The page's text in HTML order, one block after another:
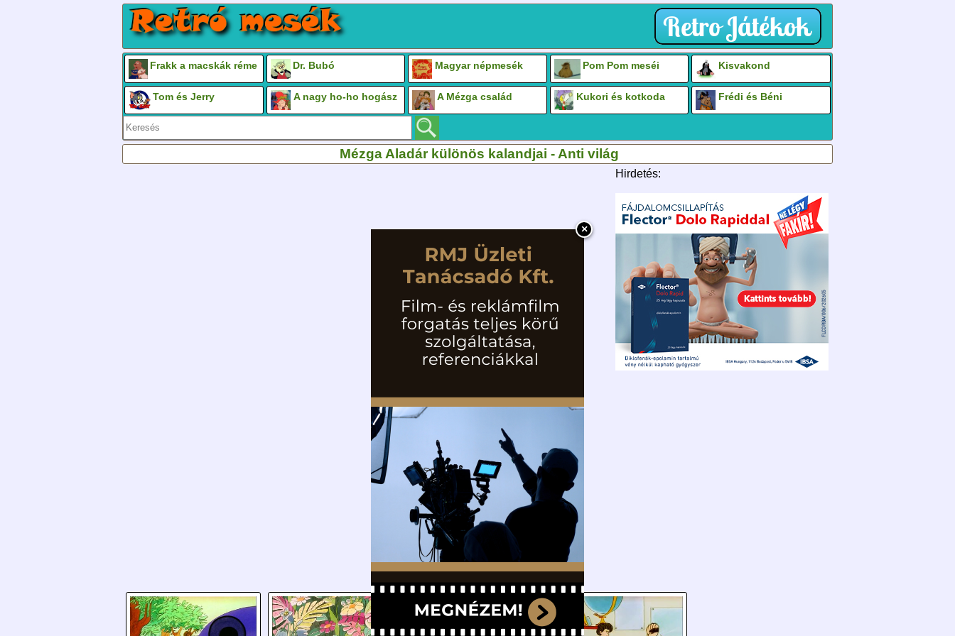
×
Frakk a macskák réme Dr. Bubó Magyar népmesék Pom Pom meséi Kisvakond
Tom és Jerry A nagy ho-ho hogász A Mézga család Kukori és kotkoda Frédi és Béni
Mézga Aladár különös kalandjai - Anti világ
Hirdetés: